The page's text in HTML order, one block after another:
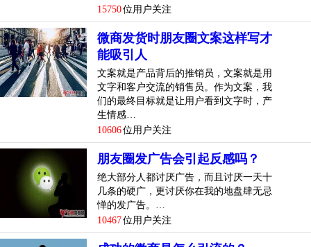
15750位用户关注
微商发货时朋友圈文案这样写才
能吸引人
文案就是产品背后的推销员，文案就是用
文字和客户交流的销售员。作为文案，我
们的最终目标就是让用户看到文字时，产
生情感…
10606位用户关注
朋友圈发广告会引起反感吗？
绝大部分人都讨厌广告，而且讨厌一天十
几条的硬广，更讨厌你在我的地盘肆无忌
惮的发广告。…
10467位用户关注